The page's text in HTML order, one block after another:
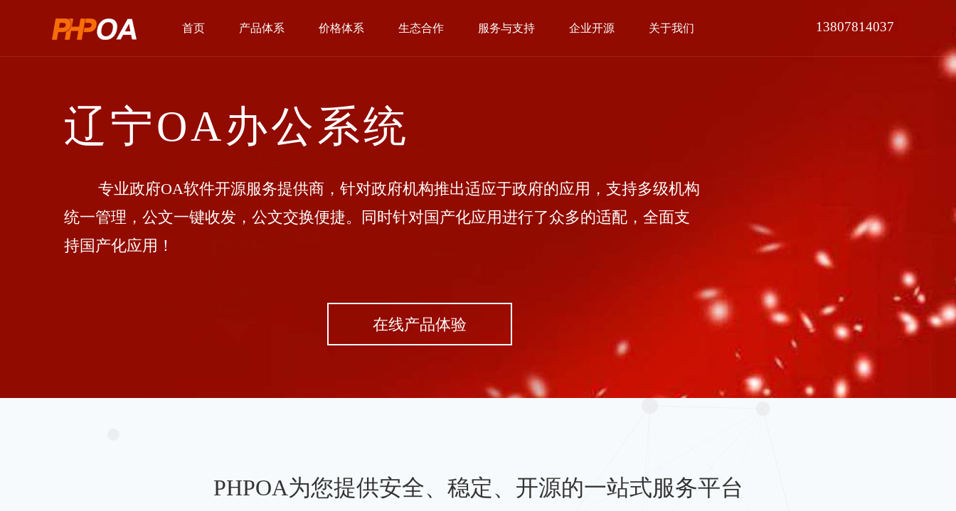
首页 产品体系 价格体系 生态合作 服务与支持 企业开源 关于我们 13807814037
辽宁OA办公系统
专业政府OA软件开源服务提供商，针对政府机构推出适应于政府的应用，支持多级机构
统一管理，公文一键收发，公文交换便捷。同时针对国产化应用进行了众多的适配，全面支
持国产化应用！
在线产品体验
PHPOA为您提供安全、稳定、开源的一站式服务平台